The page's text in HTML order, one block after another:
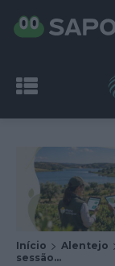
Início Alentejo
sessão...